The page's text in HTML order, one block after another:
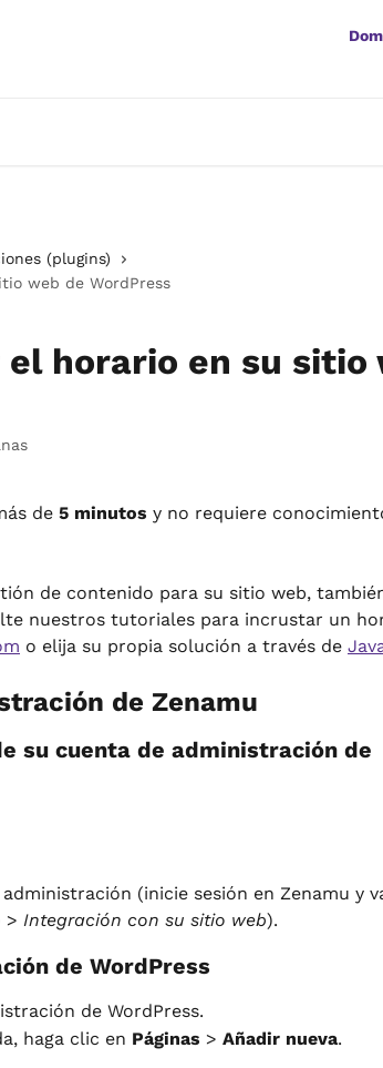
(plugins)
web de WordPress
horario en su sitio
de 5 minutos y no requiere
de contenido para su sitio web,
nuestros tutoriales para incrustar un
o elija su propia solución a través de
de Zenamu
su cuenta de administración de
(inicie sesión en Zenamu y
> Integración con su sitio web).
de WordPress
de WordPress.
haga clic en Páginas > Añadir nueva.